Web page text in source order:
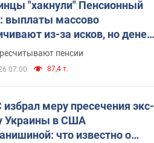
"хакнули" Пенсионный
выплаты массово
из-за исков, но денег
пенсии
07:00 87,4 т.
меру пресечения экс-
Украины в США
что известно о